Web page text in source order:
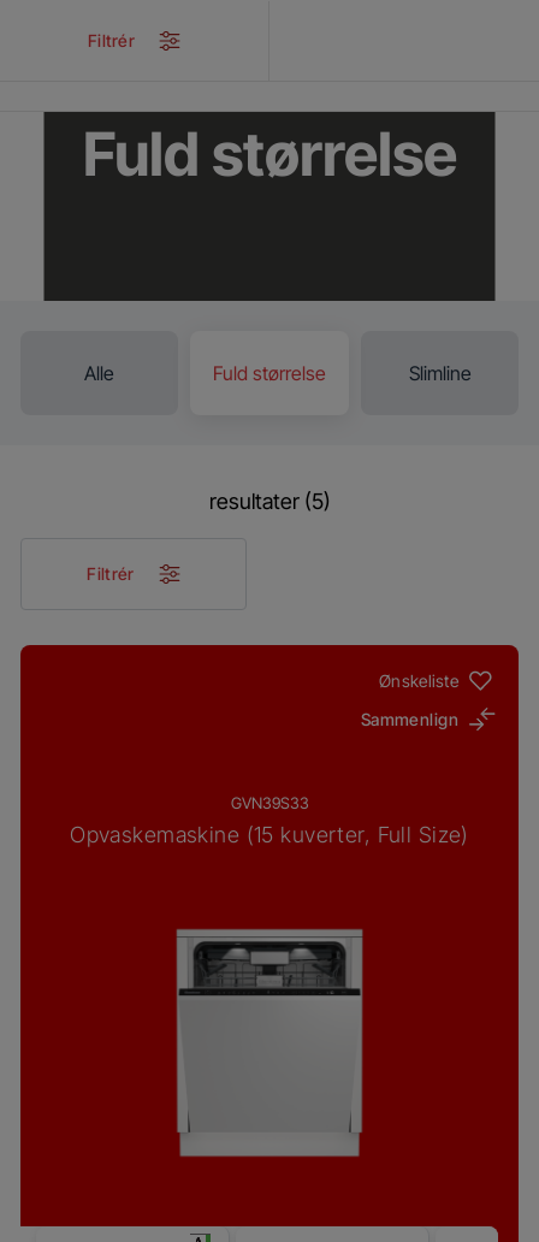
Integrerede opvaskemaskiner
Fuld størrelse
Alle Fuld størrelse Slimline
resultater (5)
Filtrér
Ønskeliste
Sammenlign
GVN39S33
Opvaskemaskine (15 kuverter, Full Size)
Filtrér